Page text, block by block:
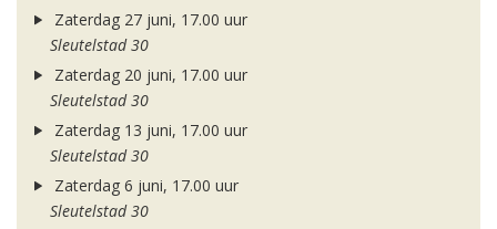
Zaterdag 27 juni, 17.00 uur
Sleutelstad 30
Zaterdag 20 juni, 17.00 uur
Sleutelstad 30
Zaterdag 13 juni, 17.00 uur
Sleutelstad 30
Zaterdag 6 juni, 17.00 uur
Sleutelstad 30